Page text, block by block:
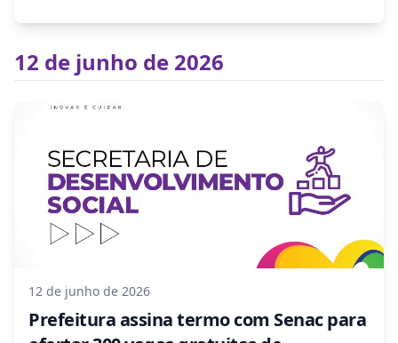
12 de junho de 2026
12 de junho de 2026
Prefeitura assina termo com Senac para